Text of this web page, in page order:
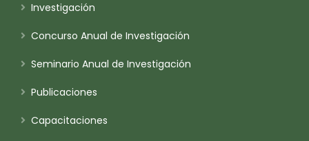
Investigación
Concurso Anual de Investigación
Seminario Anual de Investigación
Publicaciones
Capacitaciones